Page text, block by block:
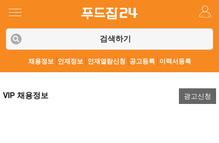
검색하기
채용정보 인재정보 인재열람신청 공고등록 이력서등록
VIP 채용정보 광고신청